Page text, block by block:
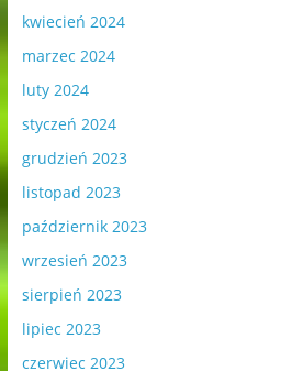
kwiecień 2024
marzec 2024
luty 2024
styczeń 2024
grudzień 2023
listopad 2023
październik 2023
wrzesień 2023
sierpień 2023
lipiec 2023
czerwiec 2023